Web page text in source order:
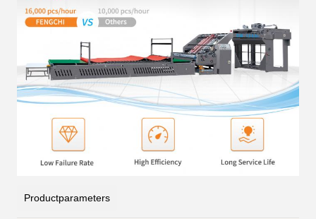
Productparameters